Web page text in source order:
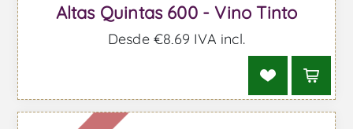
Altas Quintas 600 - Vino Tinto
Desde €8,69 IVA incl.